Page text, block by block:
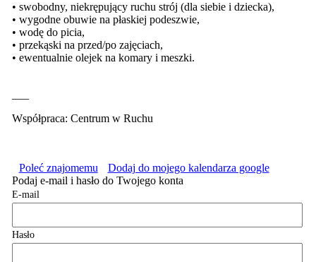
• swobodny, niekrępujący ruchu strój (dla siebie i dziecka),
• wygodne obuwie na płaskiej podeszwie,
• wodę do picia,
• przekąski na przed/po zajęciach,
• ewentualnie olejek na komary i meszki.
Współpraca: Centrum w Ruchu
Poleć znajomemu
Dodaj do mojego kalendarza google
Podaj e-mail i hasło do Twojego konta
E-mail
Hasło